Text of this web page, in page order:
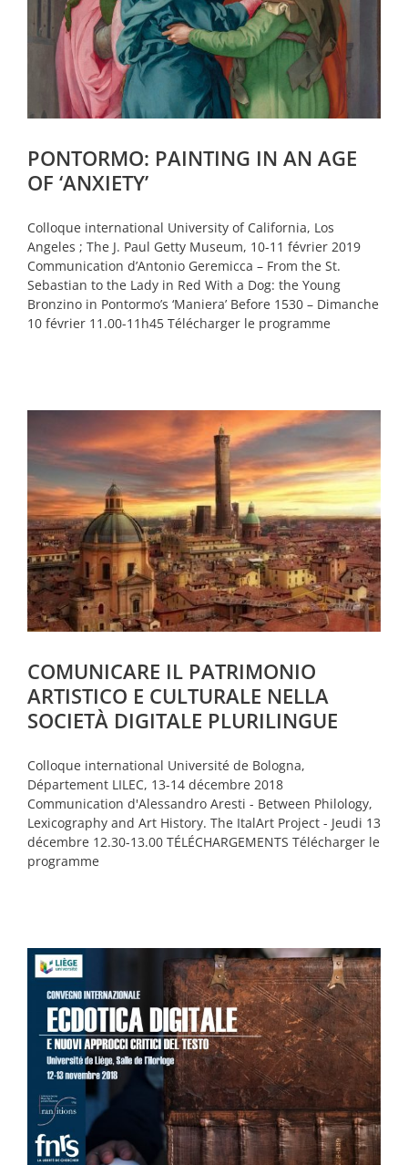
PONTORMO: PAINTING IN AN AGE
OF ‘ANXIETY’
Colloque international University of California, Los
Angeles ; The J. Paul Getty Museum, 10-11 février 2019
Communication d’Antonio Geremicca – From the St.
Sebastian to the Lady in Red With a Dog: the Young
Bronzino in Pontormo’s ‘Maniera’ Before 1530 – Dimanche
10 février 11.00-11h45 Télécharger le programme
COMUNICARE IL PATRIMONIO
ARTISTICO E CULTURALE NELLA
SOCIETÀ DIGITALE PLURILINGUE
Colloque international Université de Bologna,
Département LILEC, 13-14 décembre 2018
Communication d'Alessandro Aresti - Between Philology,
Lexicography and Art History. The ItalArt Project - Jeudi 13
décembre 12.30-13.00 TÉLÉCHARGEMENTS Télécharger le
programme